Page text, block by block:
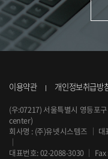
이용약관 개인정보취급방
(우:07217) 서울특별시 영등포
center)
회사명 : (주)유넷시스템즈 ｜ 대
｜
대표번호:02-2088-3030｜